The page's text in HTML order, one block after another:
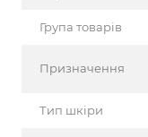
Група товарів
Призначення
Тип шкіри